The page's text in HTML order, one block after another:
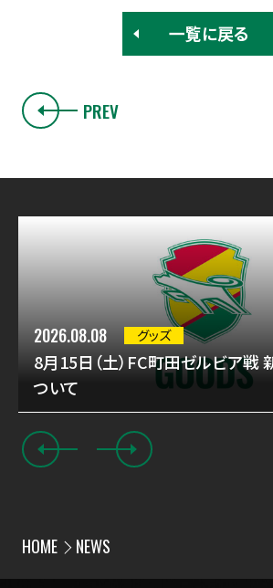
一覧に戻る
PREV
2026.08.08 グッズ
8月15日（土）FC町田ゼルビア戦
ついて
HOME NEWS